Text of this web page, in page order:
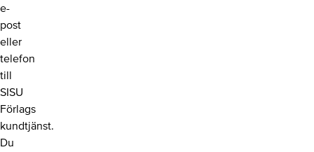
e-
post
eller
telefon
till
SISU
Förlags
kundtjänst.
Du